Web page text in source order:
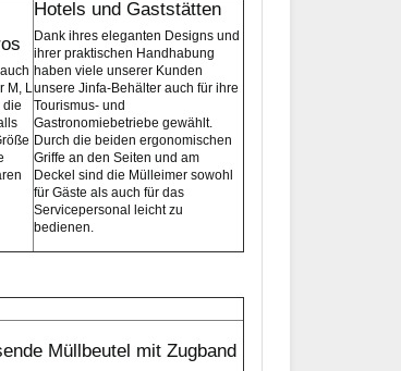
M, L
die
Hotels und Gaststätten
Dank ihres eleganten Designs und
ihrer praktischen Handhabung
haben viele unserer Kunden
unsere Jinfa-Behälter auch für ihre
Tourismus- und
Gastronomiebetriebe gewählt.
Durch die beiden ergonomischen
Griffe an den Seiten und am
Deckel sind die Mülleimer sowohl
für Gäste als auch für das
Servicepersonal leicht zu
bedienen.
Müllbeutel mit Zugband